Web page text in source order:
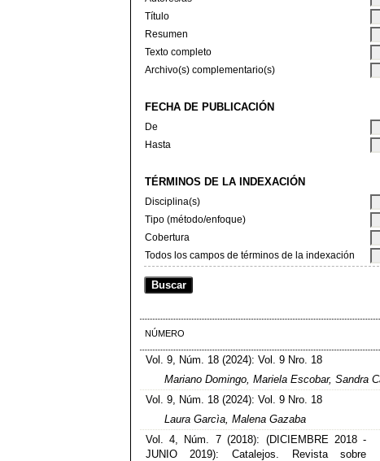
Título
Resumen
Texto completo
Archivo(s) complementario(s)
FECHA DE PUBLICACIÓN
De
Hasta
TÉRMINOS DE LA INDEXACIÓN
Disciplina(s)
Tipo (método/enfoque)
Cobertura
Todos los campos de términos de la indexación
NÚMERO
Vol. 9, Núm. 18 (2024): Vol. 9 Nro. 18
Mariano Domingo, Mariela Escobar, Sandra
Vol. 9, Núm. 18 (2024): Vol. 9 Nro. 18
Laura Garcìa, Malena Gazaba
Vol. 4, Núm. 7 (2018): (DICIEMBRE 2018 -
JUNIO 2019): Catalejos. Revista sobre